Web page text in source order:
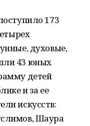
173
духовые,
43 юных
детей
и за ее
искусств:
Шаура